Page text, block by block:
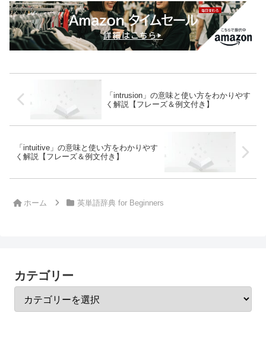
「intrusion」の意味と使い方をわかりやす
く解説【フレーズ＆例文付き】
「intuitive」の意味と使い方をわかりやす
く解説【フレーズ＆例文付き】
ホーム 英単語辞典 for Beginners
カテゴリー